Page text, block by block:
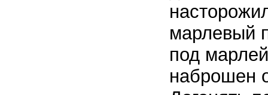
марлевый
под
наброшен